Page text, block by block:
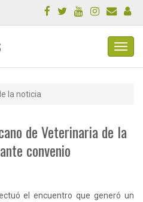
la noticia
de Veterinaria de la
convenio
el encuentro que generó un